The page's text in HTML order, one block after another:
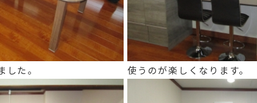
た。 使うのが楽しくなります。